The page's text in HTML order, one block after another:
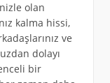
olan
kalma hissi,
ve
dolayı
bir